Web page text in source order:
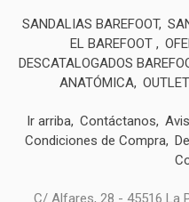
SANDALIAS BAREFOOT
EL BAREFOOT
DESCATALOGADOS
ANATÓMICA
Ir arriba Contáctanos
Condiciones de Compra
C/ Alfares, 28 - 45516 La